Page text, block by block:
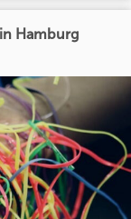
Hamburg